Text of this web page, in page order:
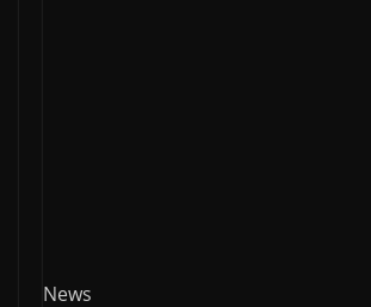
News